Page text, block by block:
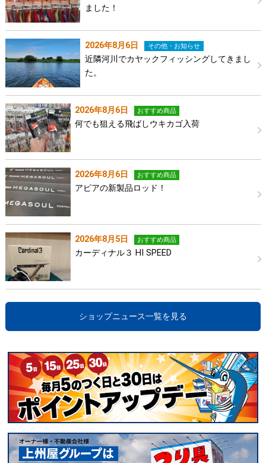
ました！
2026年8月6日 その他・お知らせ
近隣河川でカヤックフィッシングしてきまし
た。
2026年8月6日 おすすめ商品
何でも狙える飛ばしウキカゴ入荷
2026年8月6日 おすすめ商品
アピアの新製品ロッド！
2026年8月5日 おすすめ商品
カーディナル３ HI SPEED
ショップニュース一覧を見る